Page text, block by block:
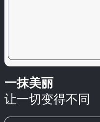
一抹美丽
让一切变得不同